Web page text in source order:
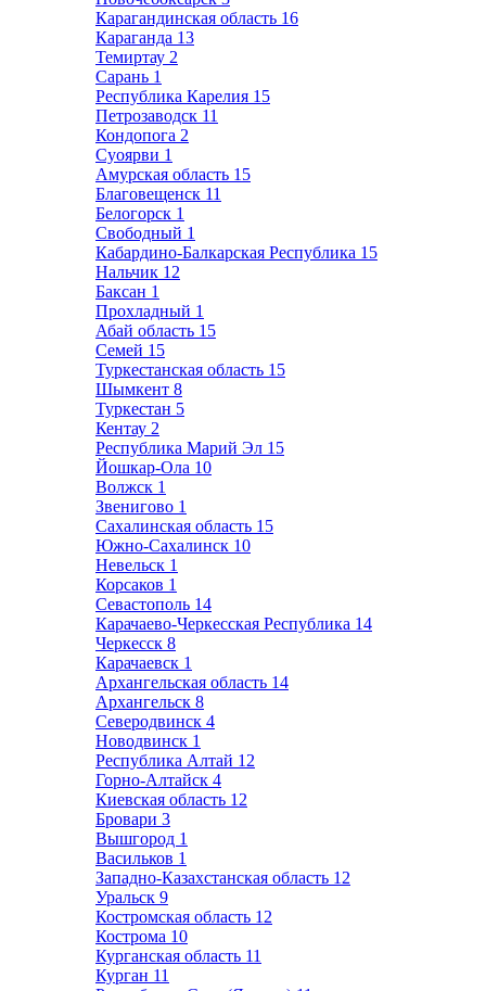
Карагандинская область 16
Караганда 13
Темиртау 2
Сарань 1
Республика Карелия 15
Петрозаводск 11
Кондопога 2
Суоярви 1
Амурская область 15
Благовещенск 11
Белогорск 1
Свободный 1
Кабардино-Балкарская Республика 15
Нальчик 12
Баксан 1
Прохладный 1
Абай область 15
Семей 15
Туркестанская область 15
Шымкент 8
Туркестан 5
Кентау 2
Республика Марий Эл 15
Йошкар-Ола 10
Волжск 1
Звенигово 1
Сахалинская область 15
Южно-Сахалинск 10
Невельск 1
Корсаков 1
Севастополь 14
Карачаево-Черкесская Республика 14
Черкесск 8
Карачаевск 1
Архангельская область 14
Архангельск 8
Северодвинск 4
Новодвинск 1
Республика Алтай 12
Горно-Алтайск 4
Киевская область 12
Бровари 3
Вышгород 1
Васильков 1
Западно-Казахстанская область 12
Уральск 9
Костромская область 12
Кострома 10
Курганская область 11
Курган 11